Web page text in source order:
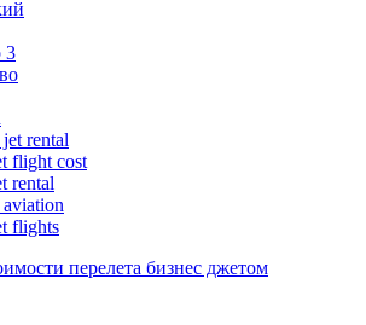
3
rental
flight cost
rental
aviation
flights